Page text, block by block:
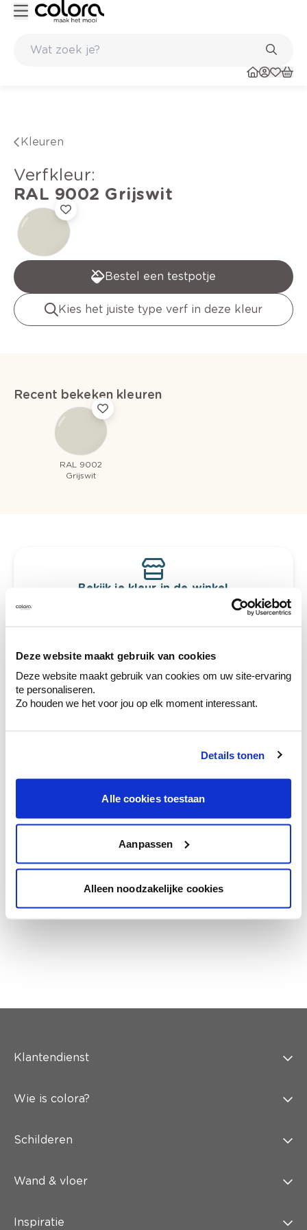
Deze website maakt gebruik van cookies
Deze website maakt gebruik van cookies om uw site-ervaring
te personaliseren.
Zo houden we het voor jou op elk moment interessant.
Details tonen
Alle cookies toestaan
Aanpassen
Alleen noodzakelijke cookies
Kleuren
verfkleur:
RAL 9002 Grijswit
Bestel een testpotje
Kies het juiste type verf in deze kleur
Recent bekeken kleuren
RAL 9002
Grijswit
Bekijk je kleur in de winkel
Ontdek er kleurechte stalen van je
te verfijnen.
Krijg persoonlijk advies om kleuren te
combineren.
Krijg kleuradvies op basis van de lichtinval
en je meubels.
Krijg ineens een technologische check-up
Klantendienst
Wie is colora?
Schilderen
Wand & vloer
Inspiratie